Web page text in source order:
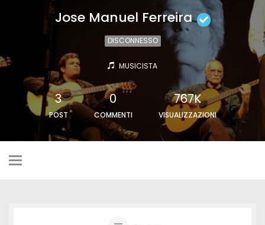
Jose Manuel Ferreira
DISCONNESSO
MUSICISTA
3
POST
0
COMMENTI
767K
VISUALIZZAZIONI